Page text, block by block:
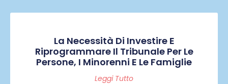
La Necessità Di Investire E
Riprogrammare Il Tribunale Per Le
Persone, I Minorenni E Le Famiglie
Leggi Tutto